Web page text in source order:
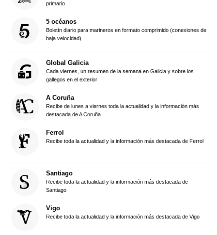
primario
5 océanos
Boletín diario para marineros en formato comprimido (conexiones de
baja velocidad)
Global Galicia
Cada viernes, un resumen de la semana en Galicia y sobre los
gallegos en el exterior
A Coruña
Recibe de lunes a viernes toda la actualidad y la información más
destacada de A Coruña
Ferrol
Recibe toda la actualidad y la información más destacada de Ferrol
Santiago
Recibe toda la actualidad y la información más destacada de
Santiago
Vigo
Recibe toda la actualidad y la información más destacada de Vigo